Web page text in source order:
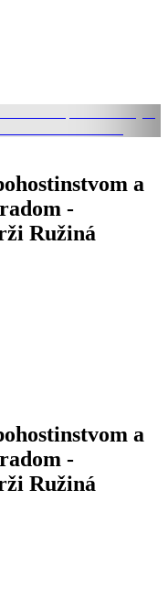
a
-
Ružiná
a
-
Ružiná